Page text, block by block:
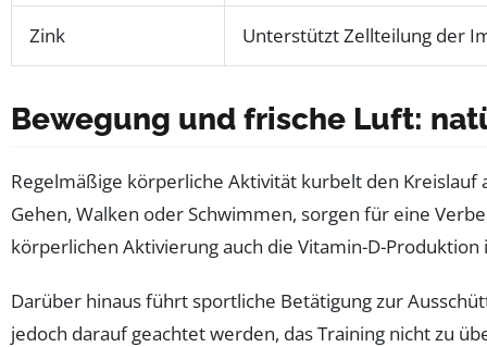
Zink Unterstützt Zellteilung der
Bewegung und frische Luft:
Regelmäßige körperliche Aktivität kurbelt den
Gehen, Walken oder Schwimmen, sorgen für eine
körperlichen Aktivierung auch die Vitamin-D-
Darüber hinaus führt sportliche Betätigung zur
jedoch darauf geachtet werden, das Training nicht zu